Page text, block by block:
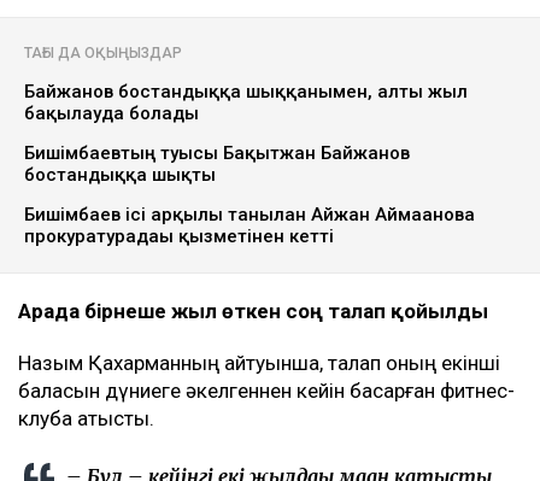
ТАҒЫ ДА ОҚЫҢЫЗДАР
Байжанов бостандыққа шыққанымен, алты жыл
бақылауда болады
Бишімбаевтың туысы Бақытжан Байжанов
бостандыққа шықты
Бишімбаев ісі арқылы танылған Айжан Аймағанова
прокуратурадағы қызметінен кетті
Арада бірнеше жыл өткен соң талап қойылды
Назым Қахарманның айтуынша, талап оның екінші
баласын дүниеге әкелгеннен кейін басқарған фитнес-
клубқа қатысты.